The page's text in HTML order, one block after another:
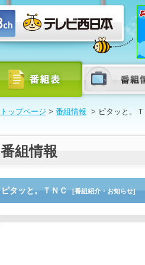
トップページ > 番組情報 > ピタッと。
番組情報
ピタッと。ＴＮＣ [番組紹介・お知らせ]